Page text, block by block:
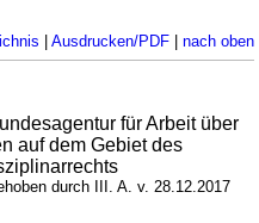
| Ausdrucken/PDF| nach oben
für Arbeit über
auf dem Gebiet des
durch III. A. v. 28.12.2017